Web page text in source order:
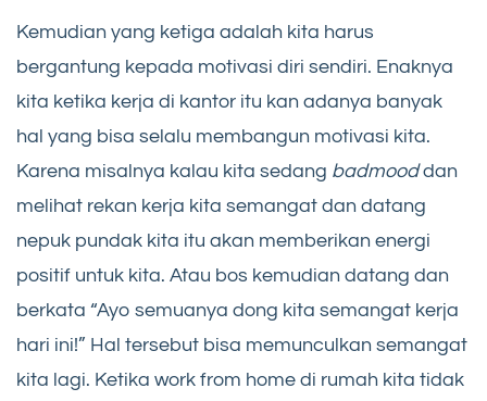
Kemudian yang ketiga adalah kita harus
bergantung kepada motivasi diri sendiri. Enaknya
kita ketika kerja di kantor itu kan adanya banyak
hal yang bisa selalu membangun motivasi kita.
Karena misalnya kalau kita sedang badmooddan
melihat rekan kerja kita semangat dan datang
nepuk pundak kita itu akan memberikan energi
positif untuk kita. Atau bos kemudian datang dan
berkata “Ayo semuanya dong kita semangat kerja
hari ini!” Hal tersebut bisa memunculkan semangat
kita lagi. Ketika work from home di rumah kita tidak